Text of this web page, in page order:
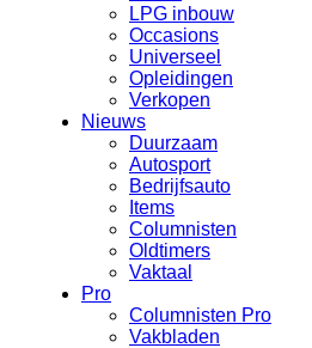
LPG inbouw
Occasions
Universeel
Opleidingen
Verkopen
Nieuws
Duurzaam
Autosport
Bedrijfsauto
Items
Columnisten
Oldtimers
Vaktaal
Pro
Columnisten Pro
Vakbladen